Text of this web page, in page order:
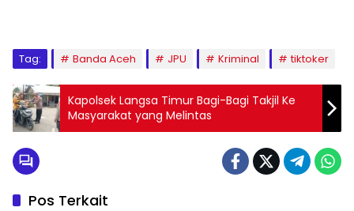
Tag: Banda Aceh JPU Kriminal tiktoker
Kapolsek Langsa Timur Bagi-Bagi Takjil Ke
Masyarakat yang Melintas
Pos Terkait